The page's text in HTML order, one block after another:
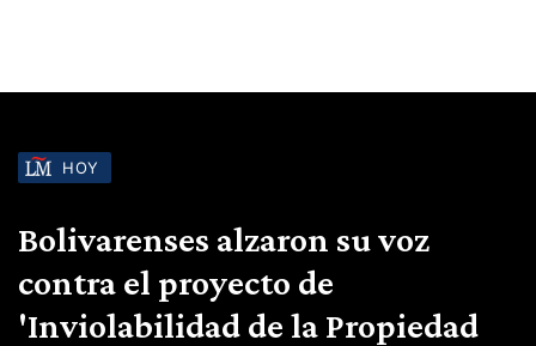
HOY
Bolivarenses alzaron su voz
contra el proyecto de
'Inviolabilidad de la Propiedad